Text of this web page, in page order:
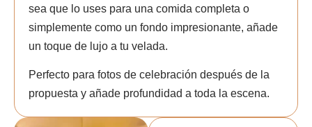
sea que lo uses para una comida completa o
simplemente como un fondo impresionante, añade
un toque de lujo a tu velada.
Perfecto para fotos de celebración después de la
propuesta y añade profundidad a toda la escena.